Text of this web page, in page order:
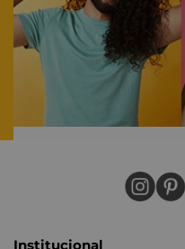
Institucional